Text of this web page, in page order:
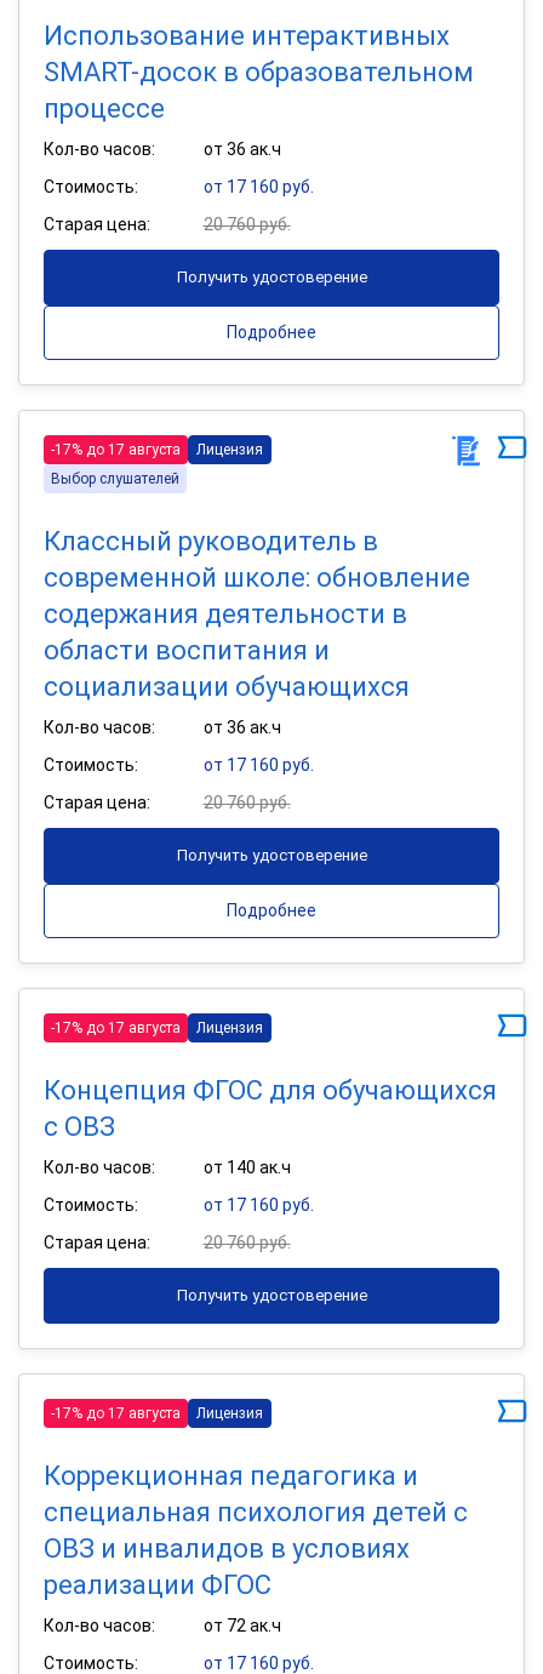
Использование интерактивных
SMART-досок в образовательном
процессе
Кол-во часов:
от 36 ак.ч
Стоимость:
от 17 160 руб.
Старая цена:
20 760 руб.
Получить удостоверение
Подробнее
-17% до 17 августа
Лицензия
Выбор слушателей
Классный руководитель в
современной школе: обновление
содержания деятельности в
области воспитания и
социализации обучающихся
Кол-во часов:
от 36 ак.ч
Стоимость:
от 17 160 руб.
Старая цена:
20 760 руб.
Получить удостоверение
Подробнее
-17% до 17 августа Лицензия
Концепция ФГОС для обучающихся
с ОВЗ
Кол-во часов:
от 140 ак.ч
Стоимость:
от 17 160 руб.
Старая цена:
20 760 руб.
Получить удостоверение
-17% до 17 августа Лицензия
Коррекционная педагогика и
специальная психология детей с
ОВЗ и инвалидов в условиях
реализации ФГОС
Кол-во часов:
от 72 ак.ч
Стоимость:
от 17 160 руб.